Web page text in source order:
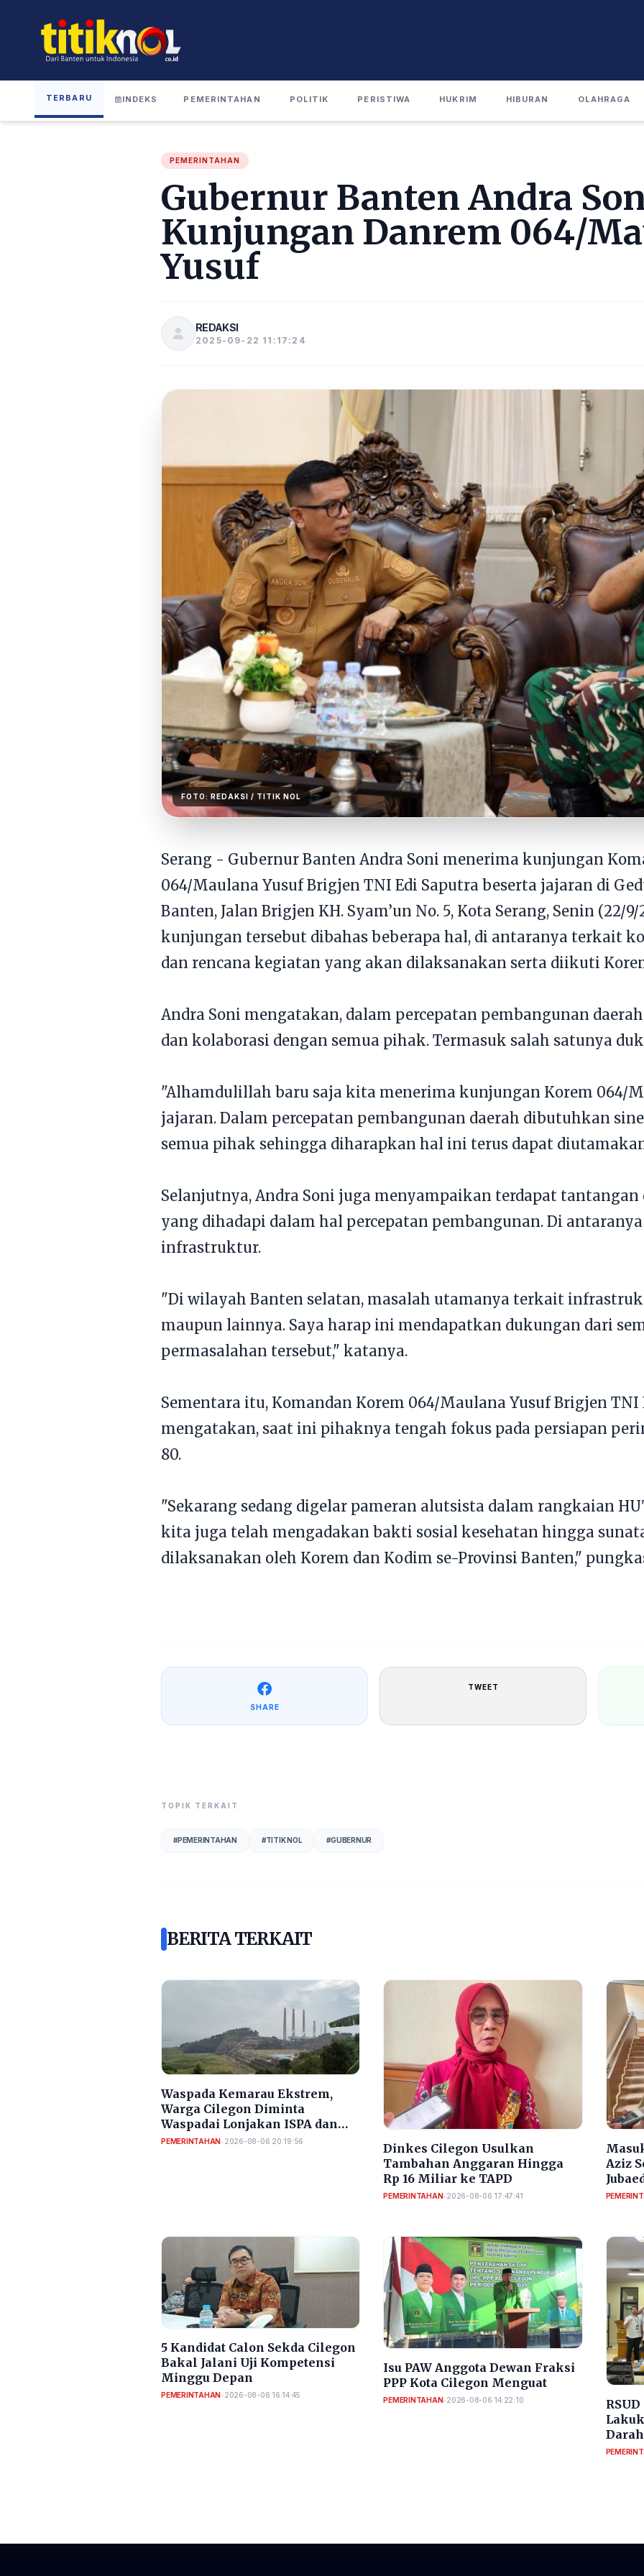
TERBARU INDEKS PEMERINTAHAN POLITIK PERISTIWA HUKRIM HIBURAN OLAHRAGA
PEMERINTAHAN
Gubernur Banten Andra
Kunjungan Danrem 064/
Yusuf
REDAKSI
2025-09-22 11:17:24
FOTO: REDAKSI / TITIK NOL
Serang - Gubernur Banten Andra Soni menerima kunjungan
064/Maulana Yusuf Brigjen TNI Edi Saputra beserta jajaran di
Banten, Jalan Brigjen KH. Syam’un No. 5, Kota Serang, Senin (22/
kunjungan tersebut dibahas beberapa hal, di antaranya terkait
dan rencana kegiatan yang akan dilaksanakan serta diikuti
Andra Soni mengatakan, dalam percepatan pembangunan
dan kolaborasi dengan semua pihak. Termasuk salah satunya
"Alhamdulillah baru saja kita menerima kunjungan Korem 064/
jajaran. Dalam percepatan pembangunan daerah dibutuhkan
semua pihak sehingga diharapkan hal ini terus dapat
Selanjutnya, Andra Soni juga menyampaikan terdapat tantangan
yang dihadapi dalam hal percepatan pembangunan. Di
infrastruktur.
"Di wilayah Banten selatan, masalah utamanya terkait
maupun lainnya. Saya harap ini mendapatkan dukungan dari
permasalahan tersebut," katanya.
Sementara itu, Komandan Korem 064/Maulana Yusuf Brigjen TNI
mengatakan, saat ini pihaknya tengah fokus pada persiapan
80.
"Sekarang sedang digelar pameran alutsista dalam rangkaian
kita juga telah mengadakan bakti sosial kesehatan hingga
dilaksanakan oleh Korem dan Kodim se-Provinsi Banten,"
SHARE
TWEET
TOPIK TERKAIT
#PEMERINTAHAN #TITIK NOL #GUBERNUR
BERITA TERKAIT
Waspada Kemarau Ekstrem,
Warga Cilegon Diminta
Waspadai Lonjakan ISPA dan
Diare
PEMERINTAHAN•2026-08-06 20:19:56
Dinkes Cilegon Usulkan
Tambahan Anggaran Hingga
Rp 16 Miliar ke TAPD
PEMERINTAHAN•2026-08-06 17:47:41
Aziz
5 Kandidat Calon Sekda Cilegon
Bakal Jalani Uji Kompetensi
Minggu Depan
PEMERINTAHAN•2026-08-06 16:14:45
Isu PAW Anggota Dewan Fraksi
PPP Kota Cilegon Menguat
PEMERINTAHAN•2026-08-06 14:22:10